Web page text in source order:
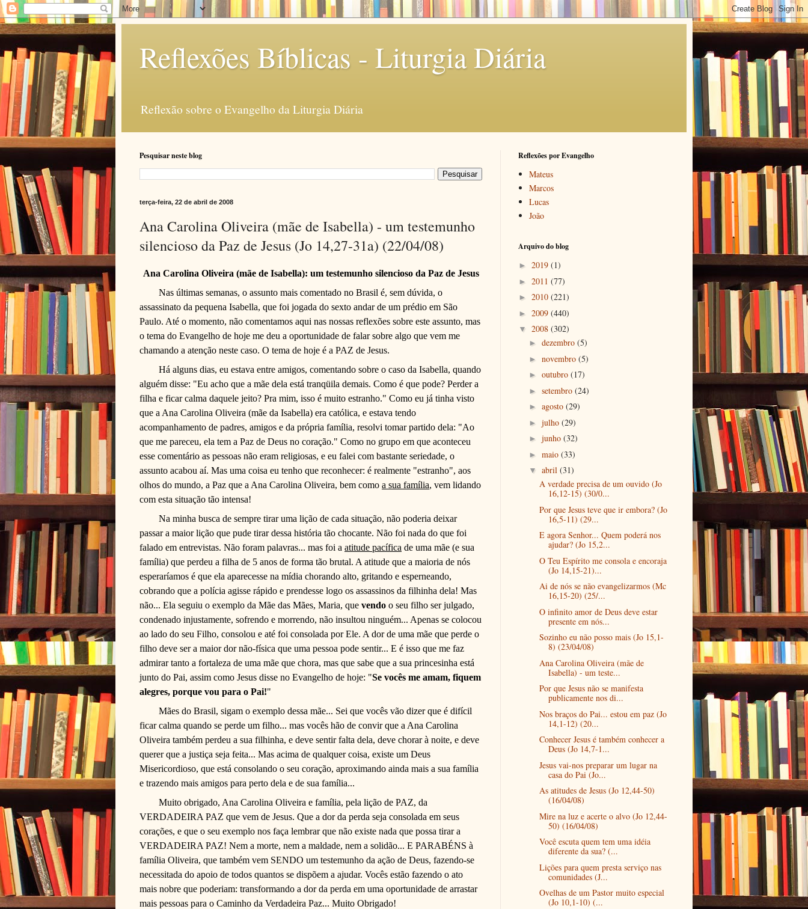
Reflexões Bíblicas - Liturgia Diária
Reflexão sobre o Evangelho da Liturgia Diária
Pesquisar neste blog
terça-feira, 22 de abril de 2008
Ana Carolina Oliveira (mãe de Isabella) - um testemunho
silencioso da Paz de Jesus (Jo 14,27-31a) (22/04/08)
Ana Carolina Oliveira (mãe de Isabella): um testemunho silencioso da Paz de Jesus
Nas últimas semanas, o assunto mais comentado no Brasil é, sem dúvida, o
assassinato da pequena Isabella, que foi jogada do sexto andar de um prédio em São
Paulo. Até o momento, não comentamos aqui nas nossas reflexões sobre este assunto, mas
o tema do Evangelho de hoje me deu a oportunidade de falar sobre algo que vem me
chamando a atenção neste caso. O tema de hoje é a PAZ de Jesus.
Há alguns dias, eu estava entre amigos, comentando sobre o caso da Isabella, quando
alguém disse: "Eu acho que a mãe dela está tranqüila demais. Como é que pode? Perder a
filha e ficar calma daquele jeito? Pra mim, isso é muito estranho." Como eu já tinha visto
que a Ana Carolina Oliveira (mãe da Isabella) era católica, e estava tendo
acompanhamento de padres, amigos e da própria família, resolvi tomar partido dela: "Ao
que me pareceu, ela tem a Paz de Deus no coração." Como no grupo em que aconteceu
esse comentário as pessoas não eram religiosas, e eu falei com bastante seriedade, o
assunto acabou aí. Mas uma coisa eu tenho que reconhecer: é realmente "estranho", aos
olhos do mundo, a Paz que a Ana Carolina Oliveira, bem como a sua família, vem lidando
com esta situação tão intensa!
Na minha busca de sempre tirar uma lição de cada situação, não poderia deixar
passar a maior lição que pude tirar dessa história tão chocante. Não foi nada do que foi
falado em entrevistas. Não foram palavras... mas foi a atitude pacífica de uma mãe (e sua
família) que perdeu a filha de 5 anos de forma tão brutal. A atitude que a maioria de nós
esperaríamos é que ela aparecesse na mídia chorando alto, gritando e esperneando,
cobrando que a polícia agisse rápido e prendesse logo os assassinos da filhinha dela! Mas
não... Ela seguiu o exemplo da Mãe das Mães, Maria, que vendo o seu filho ser julgado,
condenado injustamente, sofrendo e morrendo, não insultou ninguém... Apenas se colocou
ao lado do seu Filho, consolou e até foi consolada por Ele. A dor de uma mãe que perde o
filho deve ser a maior dor não-física que uma pessoa pode sentir... E é isso que me faz
admirar tanto a fortaleza de uma mãe que chora, mas que sabe que a sua princesinha está
junto do Pai, assim como Jesus disse no Evangelho de hoje: "Se vocês me amam, fiquem
alegres, porque vou para o Pai!"
Mães do Brasil, sigam o exemplo dessa mãe... Sei que vocês vão dizer que é difícil
ficar calma quando se perde um filho... mas vocês hão de convir que a Ana Carolina
Oliveira também perdeu a sua filhinha, e deve sentir falta dela, deve chorar à noite, e deve
querer que a justiça seja feita... Mas acima de qualquer coisa, existe um Deus
Misericordioso, que está consolando o seu coração, aproximando ainda mais a sua família
e trazendo mais amigos para perto dela e de sua família...
Muito obrigado, Ana Carolina Oliveira e família, pela lição de PAZ, da
VERDADEIRA PAZ que vem de Jesus. Que a dor da perda seja consolada em seus
corações, e que o seu exemplo nos faça lembrar que não existe nada que possa tirar a
VERDADEIRA PAZ! Nem a morte, nem a maldade, nem a solidão... E PARABÉNS à
família Oliveira, que também vem SENDO um testemunho da ação de Deus, fazendo-se
necessitada do apoio de todos quantos se dispõem a ajudar. Vocês estão fazendo o ato
mais nobre que poderiam: transformando a dor da perda em uma oportunidade de arrastar
mais pessoas para o Caminho da Verdadeira Paz... Muito Obrigado!
Reflexões por Evangelho
Mateus
Marcos
Lucas
João
Arquivo do blog
► 2019 (1)
► 2011 (77)
► 2010 (221)
► 2009 (440)
▼ 2008 (302)
► dezembro (5)
► novembro (5)
► outubro (17)
► setembro (24)
► agosto (29)
► julho (29)
► junho (32)
► maio (33)
▼ abril (31)
A verdade precisa de um ouvido (Jo
16,12-15) (30/0...
Por que Jesus teve que ir embora? (Jo
16,5-11) (29...
E agora Senhor... Quem poderá nos
ajudar? (Jo 15,2...
O Teu Espírito me consola e encoraja
(Jo 14,15-21)...
Ai de nós se não evangelizarmos (Mc
16,15-20) (25/...
O infinito amor de Deus deve estar
presente em nós...
Sozinho eu não posso mais (Jo 15,1-
8) (23/04/08)
Ana Carolina Oliveira (mãe de
Isabella) - um teste...
Por que Jesus não se manifesta
publicamente nos di...
Nos braços do Pai... estou em paz (Jo
14,1-12) (20...
Conhecer Jesus é também conhecer a
Deus (Jo 14,7-1...
Jesus vai-nos preparar um lugar na
casa do Pai (Jo...
As atitudes de Jesus (Jo 12,44-50)
(16/04/08)
Mire na luz e acerte o alvo (Jo 12,44-
50) (16/04/08)
Você escuta quem tem uma idéia
diferente da sua? (...
Lições para quem presta serviço nas
comunidades (J...
Ovelhas de um Pastor muito especial
(Jo 10,1-10) (...